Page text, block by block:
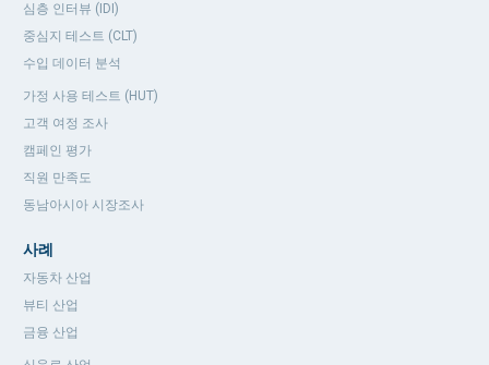
심층 인터뷰 (IDI)
중심지 테스트 (CLT)
수입 데이터 분석
가정 사용 테스트 (HUT)
고객 여정 조사
캠페인 평가
직원 만족도
동남아시아 시장조사
사례
자동차 산업
뷰티 산업
금융 산업